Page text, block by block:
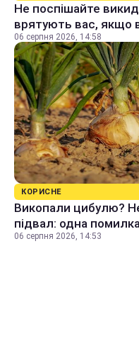
Не поспішайте
врятують вас, якщо
06 серпня 2026, 14:58
КОРИСНЕ
Викопали цибулю?
підвал: одна
06 серпня 2026, 14:53